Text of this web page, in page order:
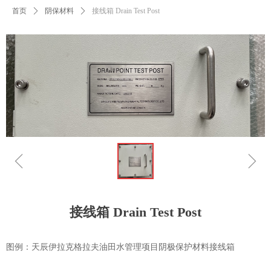
首页 ꄲ 阴保材料 ꄲ 接线箱 Drain Test Post
接线箱 Drain Test Post
图例：天辰伊拉克格拉夫油田水管理项目阴极保护材料接线箱
ꁆ ꁇ